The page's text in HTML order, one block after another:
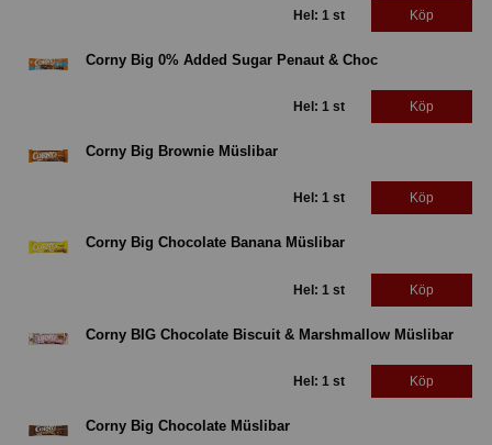
Hel: 1 st Köp
Corny Big 0% Added Sugar Penaut & Choc
Hel: 1 st Köp
Corny Big Brownie Müslibar
Hel: 1 st Köp
Corny Big Chocolate Banana Müslibar
Hel: 1 st Köp
Corny BIG Chocolate Biscuit & Marshmallow Müslibar
Hel: 1 st Köp
Corny Big Chocolate Müslibar